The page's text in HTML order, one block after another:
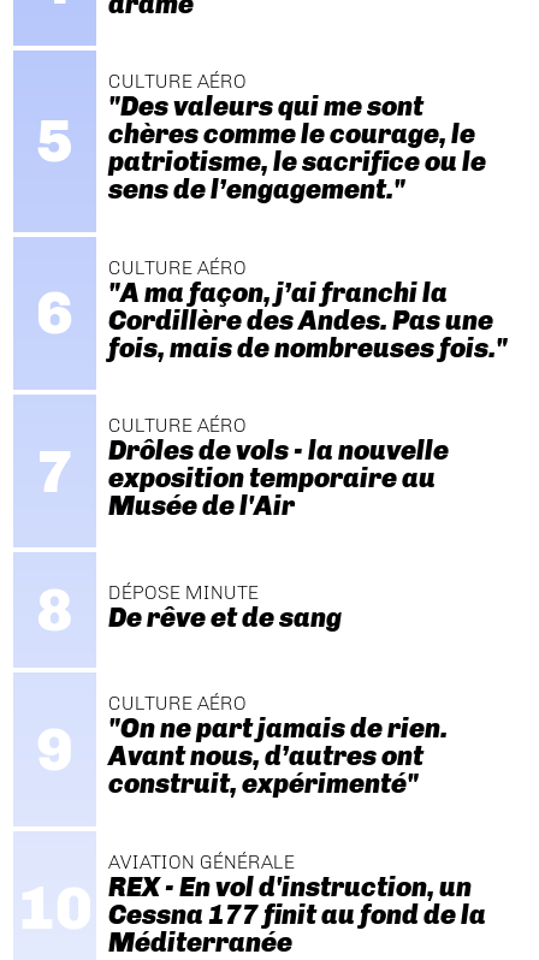
CULTURE AÉRO
"Des valeurs qui me sont
chères comme le courage, le
patriotisme, le sacrifice ou le
sens de l’engagement."
CULTURE AÉRO
"A ma façon, j’ai franchi la
Cordillère des Andes. Pas une
fois, mais de nombreuses fois."
CULTURE AÉRO
Drôles de vols - la nouvelle
exposition temporaire au
Musée de l'Air
DÉPOSE MINUTE
De rêve et de sang
CULTURE AÉRO
"On ne part jamais de rien.
Avant nous, d’autres ont
construit, expérimenté"
AVIATION GÉNÉRALE
REX - En vol d'instruction, un
Cessna 177 finit au fond de la
Méditerranée